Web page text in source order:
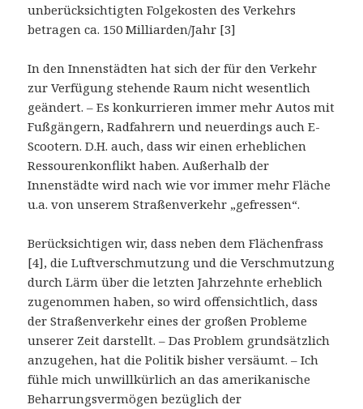
unberücksichtigten Folgekosten des Verkehrs
betragen ca. 150 Milliarden/Jahr [3]
In den Innenstädten hat sich der für den Verkehr
zur Verfügung stehende Raum nicht wesentlich
geändert. – Es konkurrieren immer mehr Autos mit
Fußgängern, Radfahrern und neuerdings auch E-
Scootern. D.H. auch, dass wir einen erheblichen
Ressourenkonflikt haben. Außerhalb der
Innenstädte wird nach wie vor immer mehr Fläche
u.a. von unserem Straßenverkehr „gefressen“.
Berücksichtigen wir, dass neben dem Flächenfrass
[4], die Luftverschmutzung und die Verschmutzung
durch Lärm über die letzten Jahrzehnte erheblich
zugenommen haben, so wird offensichtlich, dass
der Straßenverkehr eines der großen Probleme
unserer Zeit darstellt. – Das Problem grundsätzlich
anzugehen, hat die Politik bisher versäumt. – Ich
fühle mich unwillkürlich an das amerikanische
Beharrungsvermögen bezüglich der